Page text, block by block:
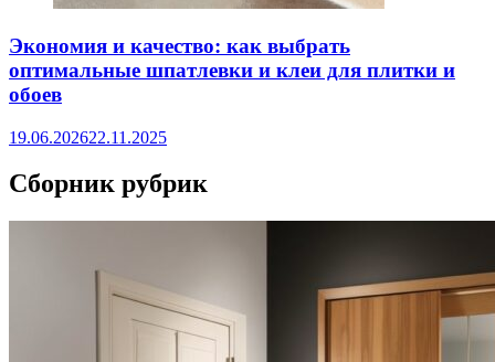
Экономия и качество: как выбрать
оптимальные шпатлевки и клеи для плитки и
обоев
19.06.202622.11.2025
Сборник рубрик